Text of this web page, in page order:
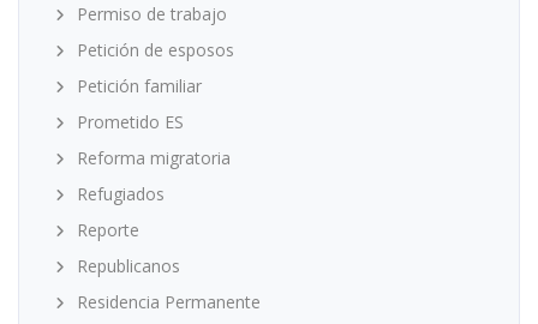
Permiso de trabajo
Petición de esposos
Petición familiar
Prometido ES
Reforma migratoria
Refugiados
Reporte
Republicanos
Residencia Permanente